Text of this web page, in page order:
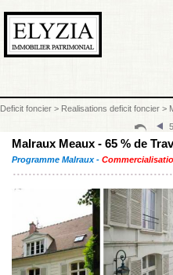
Deficit foncier > Realisations deficit foncier >
Malraux Meaux - 65 % de
Programme Malraux -